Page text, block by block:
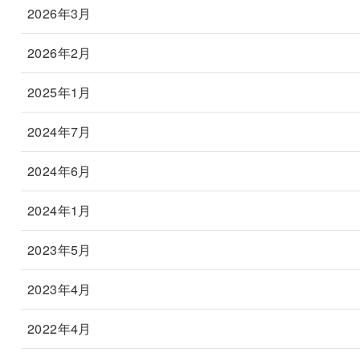
2026年3月
2026年2月
2025年1月
2024年7月
2024年6月
2024年1月
2023年5月
2023年4月
2022年4月